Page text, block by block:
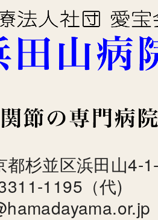
杉並区浜田山4-
1195（代)